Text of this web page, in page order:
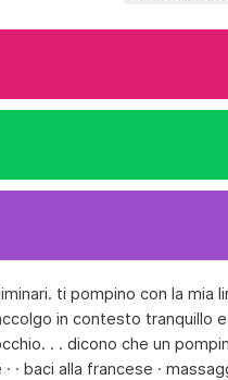
ti pompino con la
in contesto tranquillo
. . dicono che un
baci alla francese ·